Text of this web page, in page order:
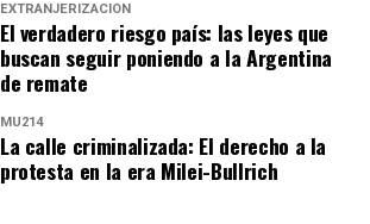
EXTRANJERIZACIÓN
El verdadero riesgo país: las leyes que
buscan seguir poniendo a la Argentina
de remate
MU214
La calle criminalizada: El derecho a la
protesta en la era Milei-Bullrich